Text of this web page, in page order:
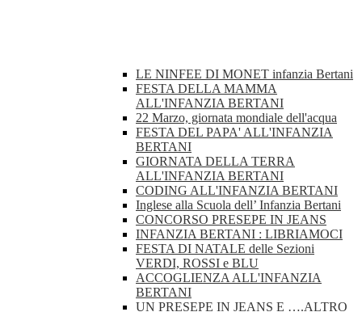
LE NINFEE DI MONET infanzia Bertani
FESTA DELLA MAMMA
ALL'INFANZIA BERTANI
22 Marzo, giornata mondiale dell'acqua
FESTA DEL PAPA' ALL'INFANZIA
BERTANI
GIORNATA DELLA TERRA
ALL'INFANZIA BERTANI
CODING ALL'INFANZIA BERTANI
Inglese alla Scuola dell’ Infanzia Bertani
CONCORSO PRESEPE IN JEANS
INFANZIA BERTANI : LIBRIAMOCI
FESTA DI NATALE delle Sezioni
VERDI, ROSSI e BLU
ACCOGLIENZA ALL'INFANZIA
BERTANI
UN PRESEPE IN JEANS E ….ALTRO